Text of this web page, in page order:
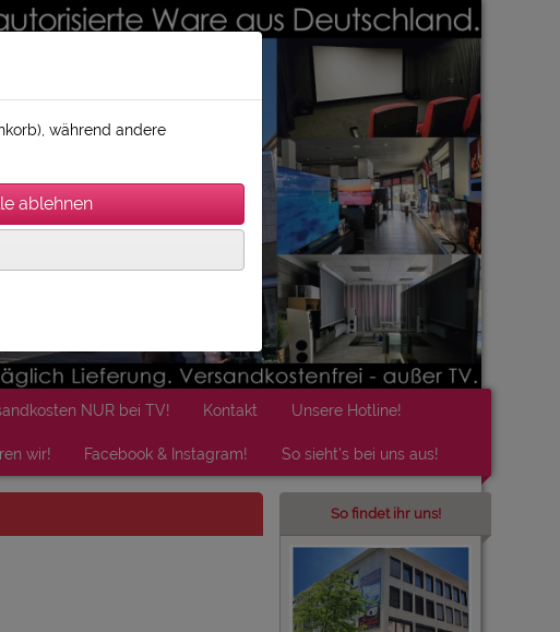
NUR bei TV! Kontakt Unsere Hotline!
wir! Facebook & Instagram! So sieht's bei uns aus!
So findet ihr uns!
während andere